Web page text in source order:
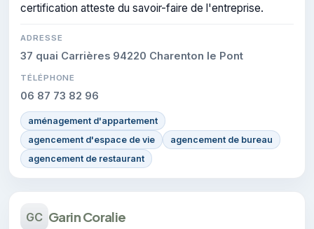
certification atteste du savoir-faire de l'entreprise.
ADRESSE
37 quai Carrières 94220 Charenton le Pont
TÉLÉPHONE
06 87 73 82 96
aménagement d'appartement
agencement d'espace de vie
agencement de bureau
agencement de restaurant
GC Garin Coralie